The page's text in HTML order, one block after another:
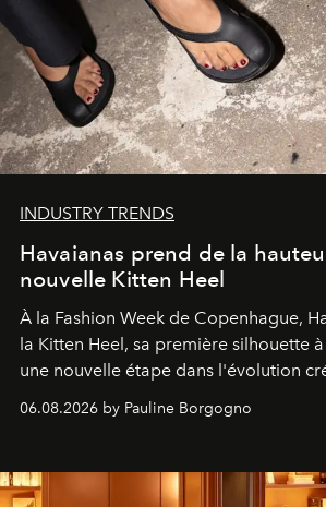
INDUSTRY TRENDS
Havaianas prend de la
nouvelle Kitten Heel
À la Fashion Week de Copenhague,
la Kitten Heel, sa première silhouette
une nouvelle étape dans l'évolution
06.08.2026 by Pauline Borgogno